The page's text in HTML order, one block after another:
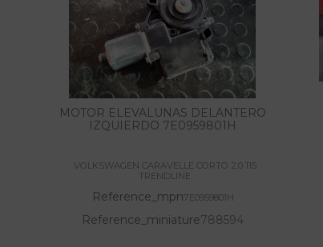
MOTOR ELEVALUNAS DELANTERO
IZQUIERDO 7E0959801H
VOLKSWAGEN CARAVELLE CORTO 2.0 115
TRENDLINE
Reference_mpn7E0959801H
Reference_miniature788594